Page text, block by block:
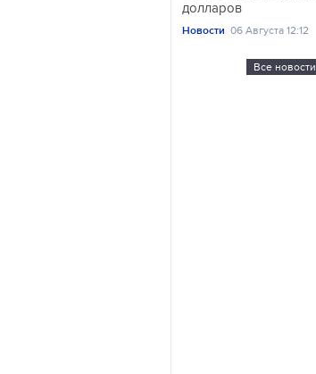
долларов
Новости 06 Августа 12:12
Все новости